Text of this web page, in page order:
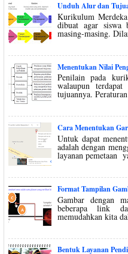
Unduh Alur dan
Kurikulum
dibuat agar siswa
masing-masing.
Menentukan Nilai
Penilain pada
walaupun terdapat
tujuannya.
Cara Menentukan
Untuk dapat
adalah dengan
layanan pemetaan
Format Tampilan
Gambar dengan
beberapa link
memudahkan kita
Bentuk Layanan